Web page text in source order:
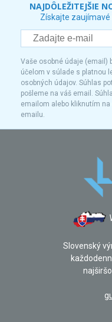
NAJDÔLEŽITEJŠIE
Získajte
Vaše osobné údaje (email)
účelom v súlade s platnou
osobných údajov. Súhlas
pošleme na váš email.
emailom alebo kliknutím
emailu.
Slovenský